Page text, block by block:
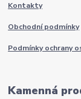
Kontakty
Obchodní podmínky
Podmínky ochrany
Kamenná